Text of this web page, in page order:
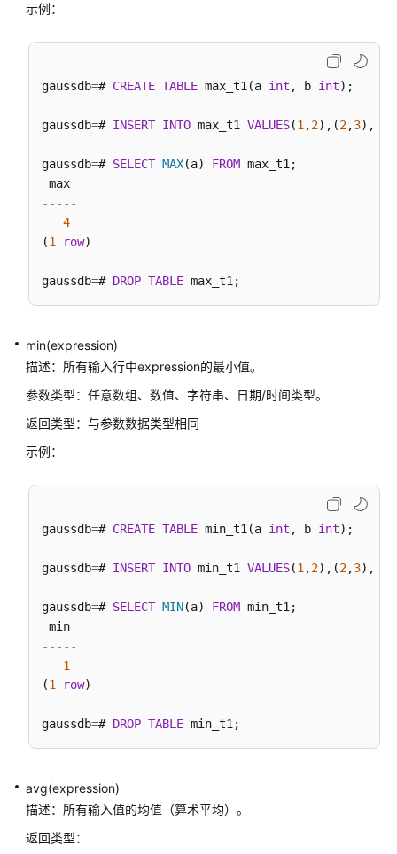
（分
10.x）
发
指
南
布
式
8.x）
开
指
（集
中
式
_V2.0-
8.x）
开
发
南
（分
式
示例：
gaussdb=# CREATE TABLE max_t1(a int , b int);
gaussdb=# INSERT INTO max_t1 VALUES(1 ,2),(2,3),(
gaussdb=# SELECT MAX(a) FROM max_t1;
-----
4
(1 row)
gaussdb=# DROP TABLE
min(expression)
描述：所有输入行中expression的最小值。
参数类型：任意数组、数值、字符串、日期/时间类型。
返回类型：与参数数据类型相同
示例：
gaussdb=# CREATE TABLE min_t1(a int , b int);
gaussdb=# INSERT INTO min_t1 VALUES(1 ,2),(2,3),(
gaussdb=# SELECT MIN(a) FROM min_t1;
-----
1
(1 row)
gaussdb=# DROP TABLE
avg(expression)
描述：所有输入值的均值（算术平均）。
返回类型：